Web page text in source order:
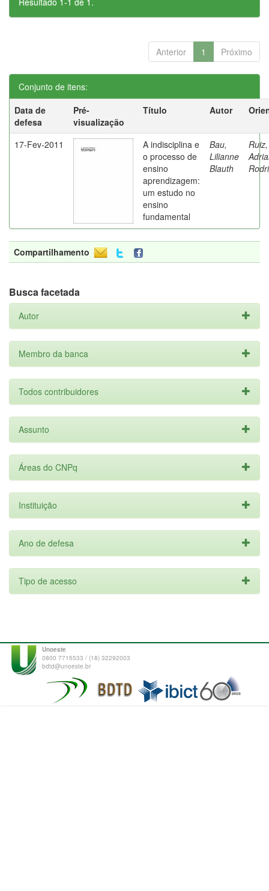
Anterior 1 Próximo
Conjunto de itens:
Data de
defesa
Pré-
visualização
Título Autor
17-Fev-2011
A indisciplina e
o processo de
ensino
aprendizagem:
um estudo no
ensino
fundamental
Bau,
Lilianne
Blauth
Ruiz,
Compartilhamento
Busca facetada
Autor
Membro da banca
Todos contribuidores
Assunto
Áreas do CNPq
Instituição
Ano de defesa
Tipo de acesso
Unoeste
0800 7715533 / (18) 32292003
bdtd@unoeste.br